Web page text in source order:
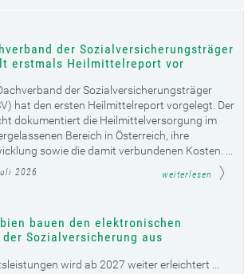
der Sozialversicherungsträger
erstmals Heilmittelreport vor
der Sozialversicherungsträger
hat den ersten Heilmittelreport vorgelegt. Der
dokumentiert die Heilmittelversorgung im
Bereich in Österreich, ihre
sowie die damit verbundenen Kosten. ...
2026 weiterlesen
bauen den elektronischen
Sozialversicherung aus
wird ab 2027 weiter erleichtert ...